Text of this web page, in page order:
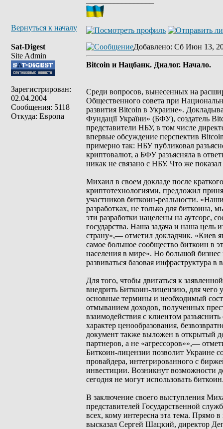
Вернуться к началу
Sat-Digest
Site Admin
Зарегистрирован:
02.04.2004
Сообщения: 5118
Откуда: Европа
Добавлено: Сб Июн 13,
Bitcoin и Нацбанк. Диалог. Начало.
Среди вопросов, вынесенных на
Общественного совета при
развития Bitcoin в Украине».
Фундації України» (БФУ), создатель
представители НБУ, в том числе
впервые обсуждение перспектив
примерно так: НБУ публиковал
криптовалют, а БФУ разъясняла в
никак не связано с НБУ. Что же
Михаил в своем докладе после
криптотехнологиями, предложил
участников биткоин-реальности.
разработках, не только для биткоина,
эти разработки нацелены на аутсорс,
государства. Наша задача и наша цель
страну»,— отметил докладчик. «Киев
самое большое сообщество биткоин в
населения в мире». Но большой
развиваться базовая инфраструктура
Для того, чтобы двигаться к
внедрить Биткоин-лицензию, для чего
основные термины и необходимый
отмыванием доходов, полученных
взаимодействия с клиентом
характер ценообразования,
документ также выложен в открытый
партнеров, а не «агрессоров»»,—
Биткоин-лицензии позволит Украине
провайдера, интегрированного с
инвестиции. Возникнут возможности
сегодня не могут использовать
В заключение своего выступления
представителей Государственной
всех, кому интересна эта тема. Прямо
высказал Сергей Шацкий, директор